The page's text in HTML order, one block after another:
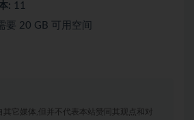
: 11
要 20 GB 可用空间
其它媒体,但并不代表本站赞同其观点和对